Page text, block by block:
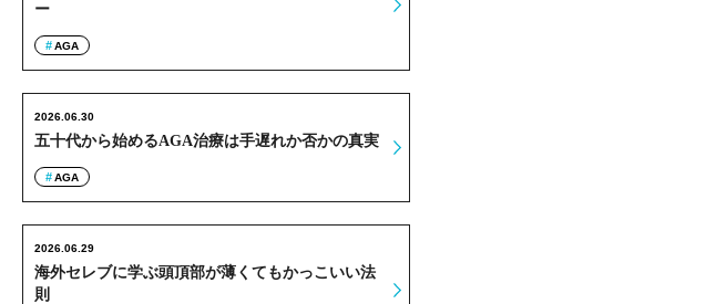
ー
AGA
五十代から始めるAGA治療は手遅れか否かの真実
2026.06.30
AGA
海外セレブに学ぶ頭頂部が薄くてもかっこいい法
則
2026.06.29